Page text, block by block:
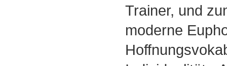
Trainer, und
moderne